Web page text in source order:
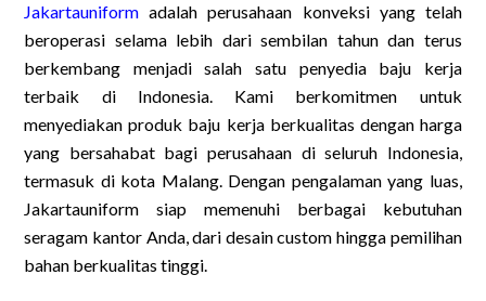
Jakartauniform adalah perusahaan konveksi yang telah
beroperasi selama lebih dari sembilan tahun dan terus
berkembang menjadi salah satu penyedia baju kerja
terbaik di Indonesia. Kami berkomitmen untuk
menyediakan produk baju kerja berkualitas dengan harga
yang bersahabat bagi perusahaan di seluruh Indonesia,
termasuk di kota Malang. Dengan pengalaman yang luas,
Jakartauniform siap memenuhi berbagai kebutuhan
seragam kantor Anda, dari desain custom hingga pemilihan
bahan berkualitas tinggi.